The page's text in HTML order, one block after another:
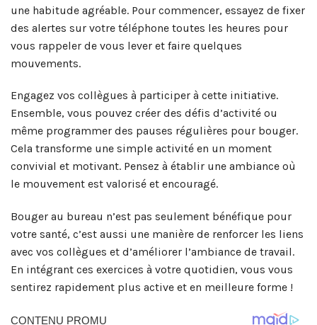
une habitude agréable. Pour commencer, essayez de fixer
des alertes sur votre téléphone toutes les heures pour
vous rappeler de vous lever et faire quelques
mouvements.
Engagez vos collègues à participer à cette initiative.
Ensemble, vous pouvez créer des défis d’activité ou
même programmer des pauses régulières pour bouger.
Cela transforme une simple activité en un moment
convivial et motivant. Pensez à établir une ambiance où
le mouvement est valorisé et encouragé.
Bouger au bureau n’est pas seulement bénéfique pour
votre santé, c’est aussi une manière de renforcer les liens
avec vos collègues et d’améliorer l’ambiance de travail.
En intégrant ces exercices à votre quotidien, vous vous
sentirez rapidement plus active et en meilleure forme !